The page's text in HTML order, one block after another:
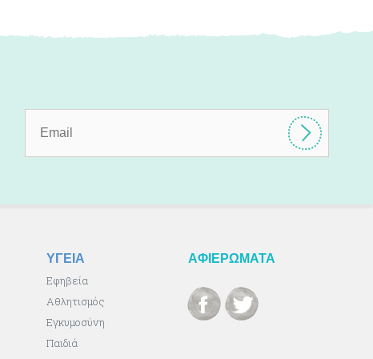
ΥΓΕΙΑ
Εφηβεία
Αθλητισμός
Εγκυμοσύνη
Παιδιά
ΑΦΙΕΡΩΜΑΤΑ